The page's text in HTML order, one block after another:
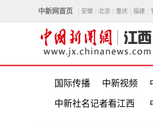
中新网首页 安徽 北京 重庆 福建
国际传播 中新视频
中新社名记者看江西